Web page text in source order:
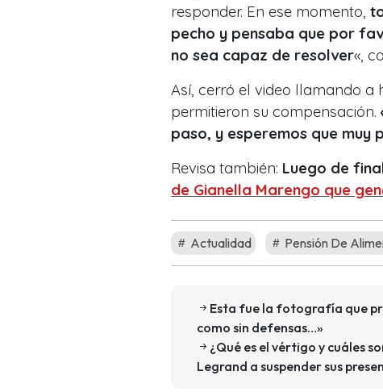
responder. En ese momento,
pecho y pensaba que por
no sea capaz de resolver«,
Así, cerró el video llamando a
permitieron su compensación.
paso, y esperemos que muy
Revisa también: Luego de
de Gianella Marengo que
Actualidad Pensión De
Esta fue la fotografía que
como sin defensas…»
¿Qué es el vértigo y cuáles
Legrand a suspender sus